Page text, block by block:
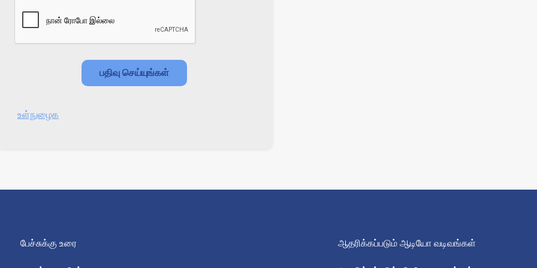
உள்நுழைக
பேச்சுக்கு உரை ஆதரிக்கப்படும் ஆடியோ வடிவங்கள்